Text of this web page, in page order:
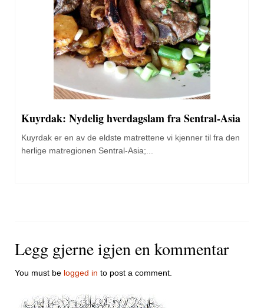
Kuyrdak: Nydelig hverdagslam fra Sentral-Asia
Kuyrdak er en av de eldste matrettene vi kjenner til fra den
herlige matregionen Sentral-Asia;...
Legg gjerne igjen en kommentar
You must be logged in to post a comment.